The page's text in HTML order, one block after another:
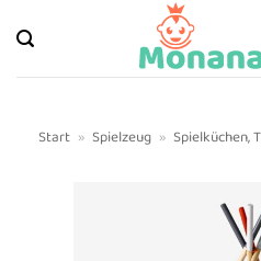
Inhalt
springen
Start » Spielzeug » Spielküchen,